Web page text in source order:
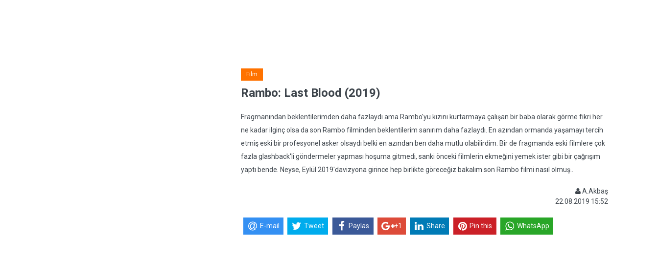
Film
Rambo: Last Blood (2019)
Fragmanından beklentilerimden daha fazlaydı ama Rambo'yu kızını kurtarmaya çalışan bir baba olarak görme fikri her
ne kadar ilginç olsa da son Rambo filminden beklentilerim sanırım daha fazlaydı. En azından ormanda yaşamayı tercih
etmiş eski bir profesyonel asker olsaydı belki en azından ben daha mutlu olabilirdim. Bir de fragmanda eski filmlere çok
fazla glashback'li göndermeler yapması hoşuma gitmedi, sanki önceki filmlerin ekmeğini yemek ister gibi bir çağrışım
yaptı bende. Neyse, Eylül 2019'davizyona girince hep birlikte göreceğiz bakalım son Rambo filmi nasıl olmuş..
A.Akbaş
22.08.2019 15:52
E-mail Tweet Paylas +1 Share Pin this WhatsApp